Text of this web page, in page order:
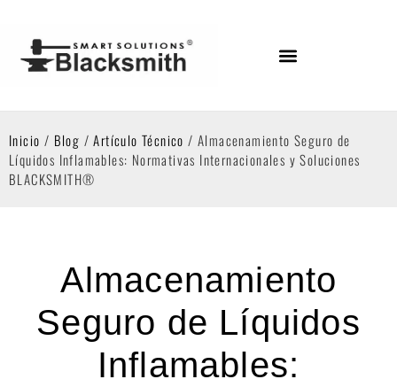
Inicio / Blog /Artículo Técnico / Almacenamiento Seguro de
Líquidos Inflamables: Normativas Internacionales y Soluciones
BLACKSMITH®
Almacenamiento
Seguro de Líquidos
Inflamables: